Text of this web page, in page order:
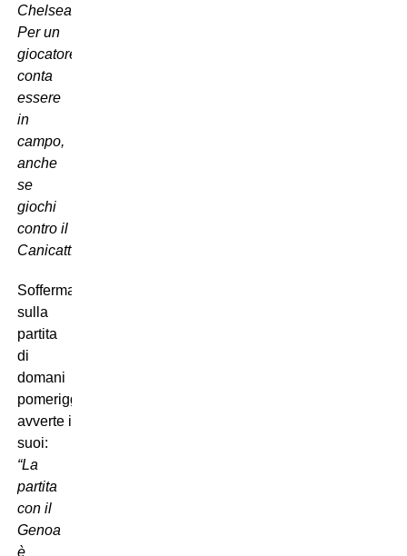
Chelsea.
Per un
giocatore
conta
essere
in
campo,
anche
se
giochi
contro il
Canicattì”.
Soffermandosi
sulla
partita
di
domani
pomeriggio
avverte i
suoi:
“La
partita
con il
Genoa
è